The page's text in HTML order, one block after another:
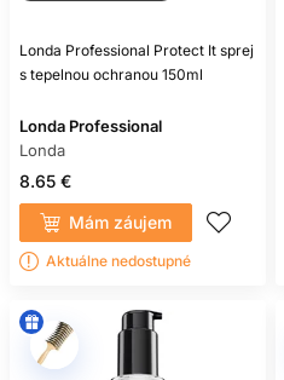
Londa Professional Protect It sprej
s tepelnou ochranou 150ml
Londa Professional
Londa
8.65 €
Mám záujem
Aktuálne nedostupné